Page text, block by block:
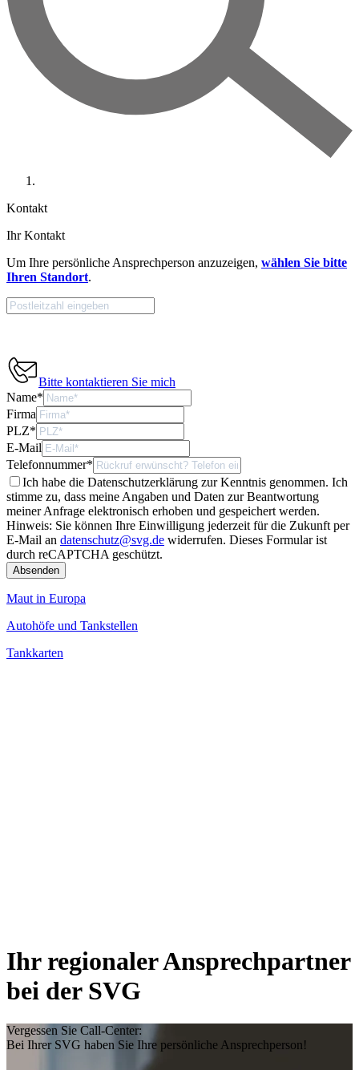
Kontakt
Ihr Kontakt
Um Ihre persönliche Ansprechperson anzuzeigen, wählen Sie bitte
Ihren Standort.
Bitte kontaktieren Sie mich
Name*
Firma
PLZ*
E-Mail
Telefonnummer*
Ich habe die Datenschutzerklärung zur Kenntnis genommen. Ich
stimme zu, dass meine Angaben und Daten zur Beantwortung
meiner Anfrage elektronisch erhoben und gespeichert werden.
Hinweis: Sie können Ihre Einwilligung jederzeit für die Zukunft per
E-Mail an datenschutz@svg.de widerrufen. Dieses Formular ist
durch reCAPTCHA geschützt.
Maut in Europa
Autohöfe und Tankstellen
Tankkarten
Ihr regionaler Ansprechpartner
bei der SVG
Vergessen Sie Call-Center:
Bei Ihrer SVG haben Sie Ihre persönliche Ansprechperson!